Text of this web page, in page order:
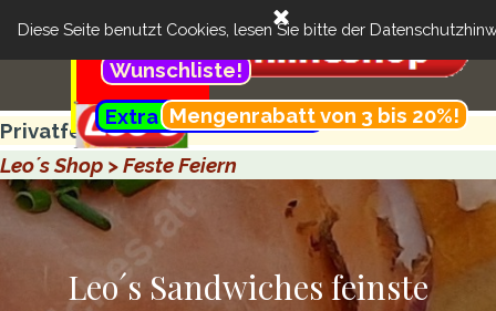
Diese Seite benutzt Cookies, lesen Sie bitte der
Suchen
..........
Menü überspringen
Cart:
Extra günstig- Menü!
Wunschliste!
Feinste Brötchen & more + Catering
..Kundenbereich:
Menü überspringen
.............................................
Mengenrabatt von 3 bis 20%!
Privatfest
Leo´s Shop > Feste Feiern
Leo´s Sandwiches feinste